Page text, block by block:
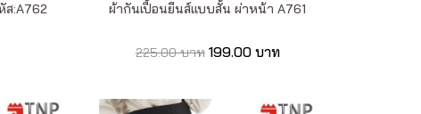
ส:A762 ผ้ากันเปื้อนยีนส์แบบสั้น ผ่าหน้า A761
225.00 บาท 199.00 บาท